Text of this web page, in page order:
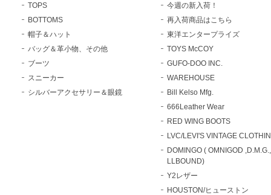
TOPS
BOTTOMS
帽子＆ハット
バッグ＆革小物、その他
ブーツ
スニーカー
シルバーアクセサリー＆眼鏡
今週の新入荷！
再入荷商品はこちら
東洋エンタープライズ
TOYS McCOY
GUFO-DOO INC.
WAREHOUSE
Bill Kelso Mfg.
666Leather Wear
RED WING BOOTS
LVC/LEVI'S VINTAGE
DOMINGO ( OMNIGOD
LLBOUND)
Y2レザー
HOUSTON/ヒューストン